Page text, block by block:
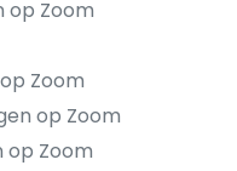
op Zoom
Zoom
op Zoom
op Zoom